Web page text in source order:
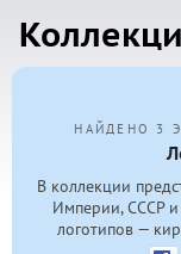
НАЙДЕНО 3
В коллекции
Империи, СССР и
логотипов —